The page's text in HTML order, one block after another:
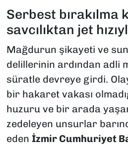
Serbest bırakılma
savcılıktan jet
Mağdurun şikayeti ve
delillerinin ardından adli
süratle devreye girdi.
bir hakaret vakası
huzuru ve bir arada
zedeleyen unsurlar
eden İzmir Cumhuriyet